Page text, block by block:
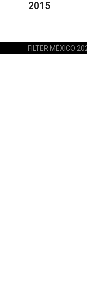
2015
FILTER MÉXICO